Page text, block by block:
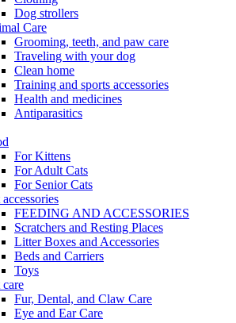
Dog strollers
Care
Grooming, teeth, and paw care
Traveling with your dog
Clean home
Training and sports accessories
Health and medicines
Antiparasitics
For Kittens
For Adult Cats
For Senior Cats
FEEDING AND ACCESSORIES
Scratchers and Resting Places
Litter Boxes and Accessories
Beds and Carriers
Toys
care
Fur, Dental, and Claw Care
Eye and Ear Care